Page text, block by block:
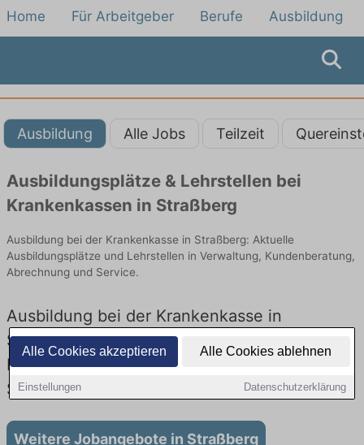
Alle Cookies akzeptieren Alle Cookies ablehnen
Einstellungen Datenschutzerklärung
Home Für Arbeitgeber Berufe Ausbildung
Ausbildung Alle Jobs Teilzeit
Ausbildungsplätze & Lehrstellen bei
Krankenkassen in Straßberg
Ausbildung bei der Krankenkasse in Straßberg: Aktuelle
Ausbildungsplätze und Lehrstellen in Verwaltung, Kundenberatung,
Abrechnung und Service.
Ausbildung bei der Krankenkasse in
Straßberg – Ausbildungsplätze und
Lehrstellen: Aktuell gibt es keine
Stellenangebote für Ausbildung in Straßberg
Weitere Jobangebote in Straßberg